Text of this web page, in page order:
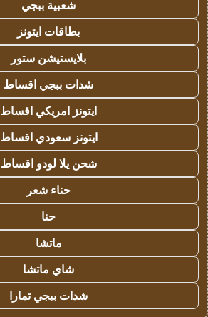
شعبية ببجي
بطاقات ايتونز
بلايستيشن ستور
شدات ببجي اقساط
ايتونز امريكي اقساط
ايتونز سعودي اقساط
شحن يلا لودو اقساط
حناء شعر
حنا
ماتشا
شاي ماتشا
شدات ببجي تمارا